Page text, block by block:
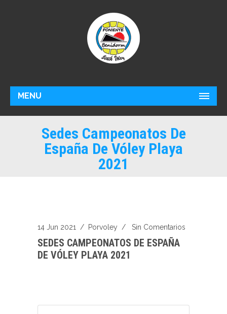
MENU
Sedes Campeonatos De
España De Vóley Playa
2021
14 Jun 2021 / PorVoley / Sin Comentarios
SEDES CAMPEONATOS DE ESPAÑA
DE VÓLEY PLAYA 2021